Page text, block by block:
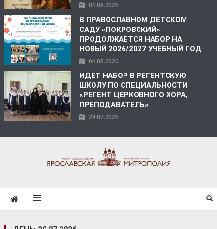
04.08.2026
В ПРАВОСЛАВНОМ ДЕТСКОМ
САДУ «ПОКРОВСКИЙ»
ПРОДОЛЖАЕТСЯ НАБОР НА
НОВЫЙ 2026/2027 УЧЕБНЫЙ ГОД
04.08.2026
ИДЕТ НАБОР В РЕГЕНТСКУЮ
ШКОЛУ ПО СПЕЦИАЛЬНОСТИ
«РЕГЕНТ ЦЕРКОВНОГО ХОРА,
ПРЕПОДАВАТЕЛЬ»
29.07.2026